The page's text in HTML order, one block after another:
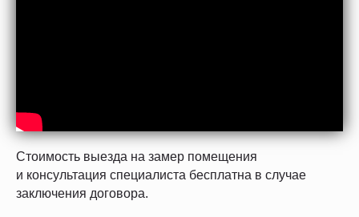
Стоимость выезда на замер помещения
и консультация специалиста бесплатна в случае
заключения договора.